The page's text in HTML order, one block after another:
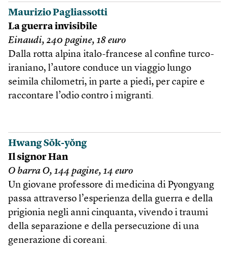
Maurizio Pagliassotti
La guerra invisibile
Einaudi, 240 pagine, 18 euro
Dalla rotta alpina italo-francese al confine turco-
iraniano, l’autore conduce un viaggio lungo
seimila chilometri, in parte a piedi, per capire e
raccontare l’odio contro i migranti.
Hwang Sŏk-yŏng
Il signor Han
O barra O, 144 pagine, 14 euro
Un giovane professore di medicina di Pyongyang
passa attraverso l’esperienza della guerra e della
prigionia negli anni cinquanta, vivendo i traumi
della separazione e della persecuzione di una
generazione di coreani.